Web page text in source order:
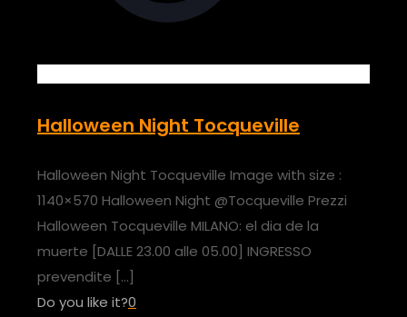
Halloween Night Tocqueville
Halloween Night Tocqueville Image with size :
1140×570 Halloween Night @Tocqueville Prezzi
Halloween Tocqueville MILANO: el dia de la
muerte [DALLE 23.00 alle 05.00] INGRESSO
prevendite […]
Do you like it?0